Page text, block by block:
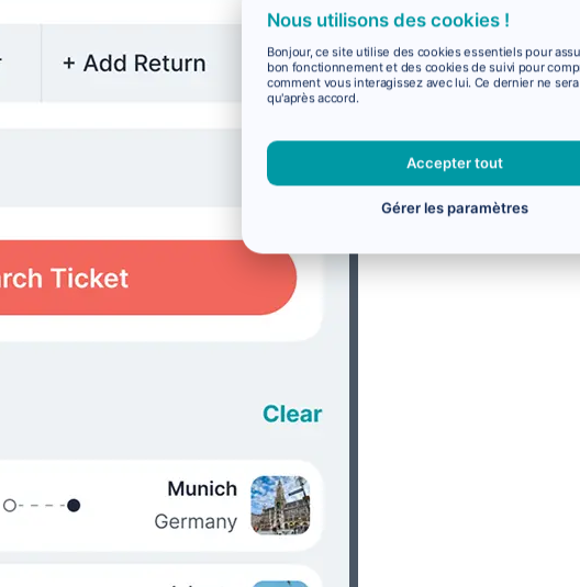
Nous utilisons des cookies !
Bonjour, ce site utilise des cookies essentiels pour
bon fonctionnement et des cookies de suivi pour
comment vous interagissez avec lui. Ce dernier ne
qu'après accord.
Accepter tout
Gérer les paramètres